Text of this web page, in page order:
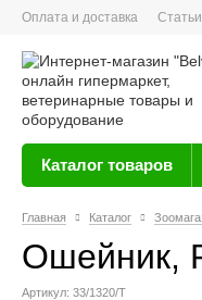
Оплата и доставка
Каталог товаров
Главная Каталог
Ошейник,
Артикул: 33/1320/Т